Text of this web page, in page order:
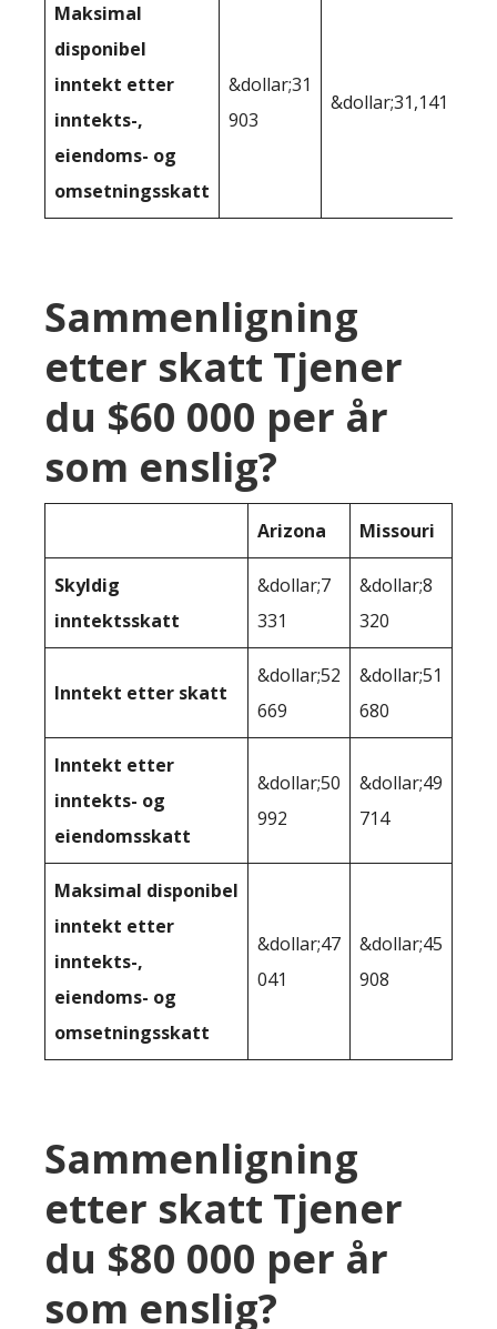
Maksimal
disponibel
inntekt etter
inntekts-,
eiendoms- og
omsetningsskatt
&dollar;31
903
&dollar;31,141
Sammenligning
etter skatt Tjener
du $60 000 per år
som enslig?
Arizona Missouri
Skyldig
inntektsskatt
&dollar;7
331
&dollar;8
320
Inntekt etter skatt
&dollar;52
669
&dollar;51
680
Inntekt etter
inntekts- og
eiendomsskatt
&dollar;50
992
&dollar;49
714
Maksimal disponibel
inntekt etter
inntekts-,
eiendoms- og
omsetningsskatt
&dollar;47
041
&dollar;45
908
Sammenligning
etter skatt Tjener
du $80 000 per år
som enslig?